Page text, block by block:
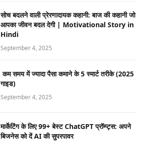
सोच बदलने वाली प्रेरणादायक कहानी: बाज की कहानी जो
आपका जीवन बदल देगी | Motivational Story in
Hindi
September 4, 2025
कम समय में ज्यादा पैसा कमाने के 5 स्मार्ट तरीके (2025
गाइड)
September 4, 2025
मार्केटिंग के लिए 99+ बेस्ट ChatGPT प्रॉम्प्ट्स: अपने
बिजनेस को दें AI की सुपरपावर